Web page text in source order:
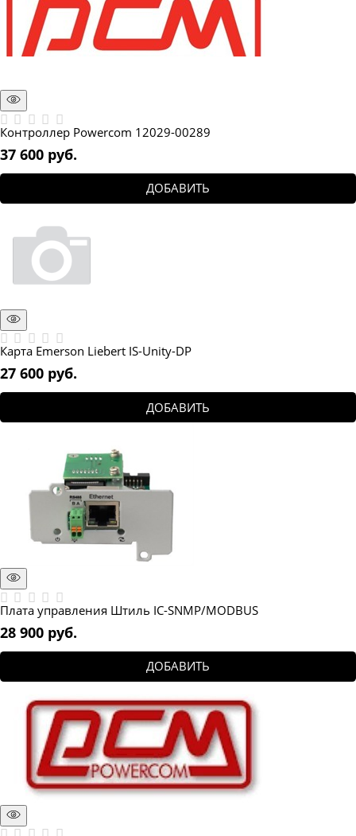
Контроллер Powercom 12029-00289
37 600 руб.
ДОБАВИТЬ
Карта Emerson Liebert IS-Unity-DP
27 600 руб.
ДОБАВИТЬ
Плата управления Штиль IC-SNMP/MODBUS
28 900 руб.
ДОБАВИТЬ